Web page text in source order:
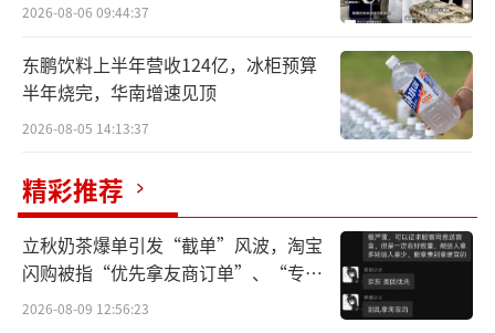
5月31日，公司董事会审议通过董事会、监
事会换届选举的议案。经股东上海鹏欣（集
团）提名，鹏欣系下属企业人员丁宏伟、闫银
柱、张音心及周支柱为公司第九届董事会非独
立董事候选人，提名陈相奉、王建伟、贺建芬
为独立董事候选人。
还提名刘国虎等3人为第九届监事会非职工代表
监事候选人。
2026-08-06 09:44:37
东鹏饮料上半年营收124亿，冰柜预算
半年烧完，华南增速见顶
2026-08-05 14:13:37
精彩推荐
立秋奶茶爆单引发“截单”风波，淘宝
闪购被指“优先拿友商订单”、“专挑
贵的拿”
2026-08-09 12:56:23